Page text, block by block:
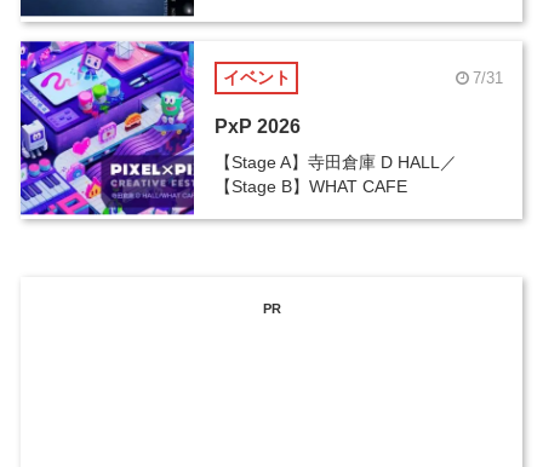
イベント 7/31
PxP 2026
【Stage A】寺田倉庫 D HALL／
【Stage B】WHAT CAFE
PR